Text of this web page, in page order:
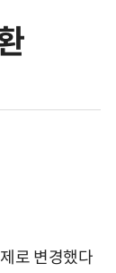
로 변경했다